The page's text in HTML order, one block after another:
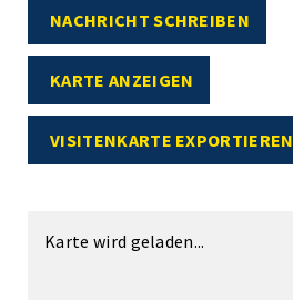
NACHRICHT SCHREIBEN
KARTE ANZEIGEN
VISITENKARTE EXPORTIEREN
Karte wird geladen...